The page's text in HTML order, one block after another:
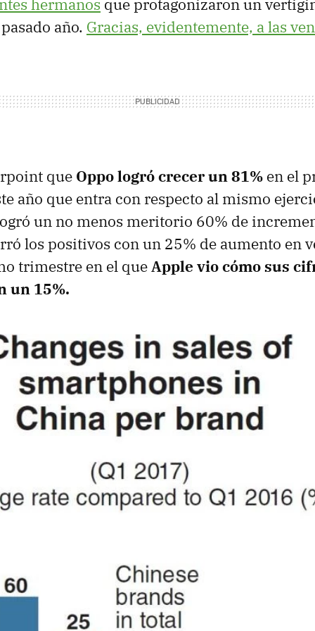
hermanos que protagonizaron un
año. Gracias, evidentemente, a las
que Oppo logró crecer un 81% en el
año que entra con respecto al mismo
un no menos meritorio 60% de
los positivos con un 25% de aumento en
trimestre en el queApple vio cómo sus
un 15%.